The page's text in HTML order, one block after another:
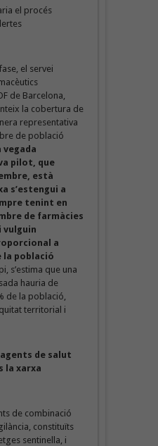
el procés
el servei
de Barcelona,
la cobertura de
representativa
de població
vegada
pilot, que
està
s’estengui a
tenint en
de farmàcies
vulguin
a
la població
s’estima que una
hauria de
de la població,
territorial i
de salut
la xarxa
de combinació
constituïts
sentinella, i